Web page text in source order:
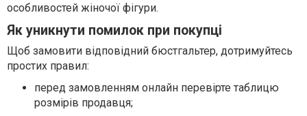
особливостей жіночої фігури.
Як уникнути помилок при покупці
Щоб замовити відповідний бюстгальтер, дотримуйтесь
простих правил:
перед замовленням онлайн перевірте таблицю
розмірів продавця;